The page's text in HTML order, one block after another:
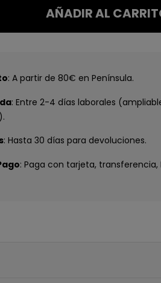
AÑADIR AL
: A partir de 80€ en Península.
: Entre 2-4 días laborales
: Hasta 30 días para devoluciones.
: Paga con tarjeta, transferencia,